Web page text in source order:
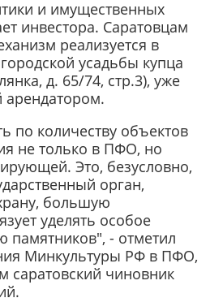
и имущественных
инвестора. Саратовцам
реализуется в
усадьбы купца
д. 65/74, стр.3), уже
арендатором.
по количеству объектов
не только в ПФО, но
Это, безусловно,
орган,
большую
уделять особое
памятников", - отметил
Минкультуры РФ в ПФО,
саратовский чиновник